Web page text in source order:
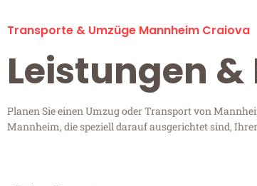
Transporte & Umzüge Mannheim Craiova
Leistungen
Planen Sie einen Umzug oder Transport von
Mannheim, die speziell darauf ausgerichtet sind,